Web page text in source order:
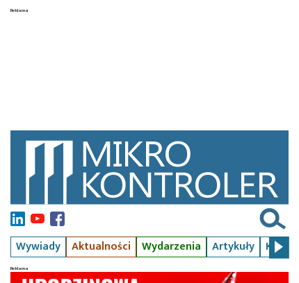
Wywiady Aktualności Wydarzenia Artykuły Kursy